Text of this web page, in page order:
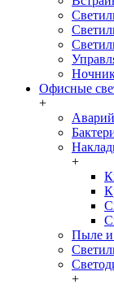
Офисные
+
+
Пыле и
+